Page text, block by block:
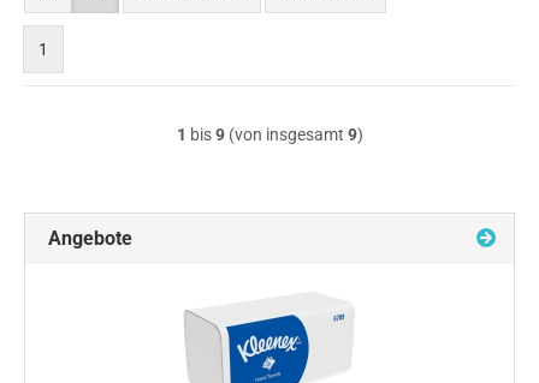
nach
1
1 bis9(von insgesamt 9)
Angebote